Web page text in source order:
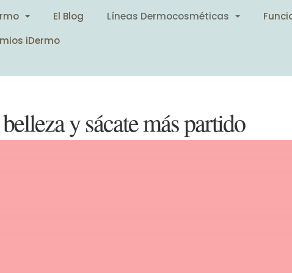
El Blog Líneas Dermocosméticas
iDermo
y sácate más partido